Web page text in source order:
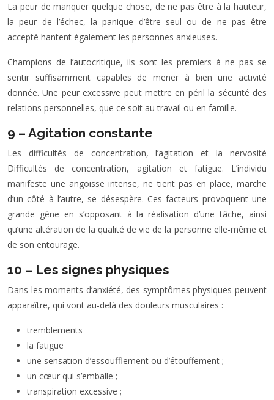
La peur de manquer quelque chose, de ne pas être à la hauteur,
la peur de l’échec, la panique d’être seul ou de ne pas être
accepté hantent également les personnes anxieuses.
Champions de l’autocritique, ils sont les premiers à ne pas se
sentir suffisamment capables de mener à bien une activité
donnée. Une peur excessive peut mettre en péril la sécurité des
relations personnelles, que ce soit au travail ou en famille.
9 – Agitation constante
Les difficultés de concentration, l’agitation et la nervosité
Difficultés de concentration, agitation et fatigue. L’individu
manifeste une angoisse intense, ne tient pas en place, marche
d’un côté à l’autre, se désespère. Ces facteurs provoquent une
grande gêne en s’opposant à la réalisation d’une tâche, ainsi
qu’une altération de la qualité de vie de la personne elle-même et
de son entourage.
10 – Les signes physiques
Dans les moments d’anxiété, des symptômes physiques peuvent
apparaître, qui vont au-delà des douleurs musculaires :
tremblements
la fatigue
une sensation d’essoufflement ou d’étouffement ;
un cœur qui s’emballe ;
transpiration excessive ;